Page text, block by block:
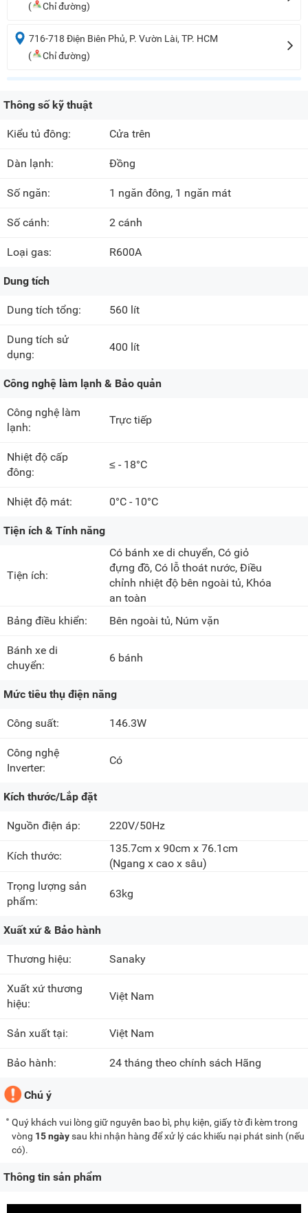
(
Chỉ đường)
716-718 Điện Biên Phủ, P. Vườn Lài, TP. HCM
(
Chỉ đường)
Thông số kỹ thuật
Kiểu tủ đông: Cửa trên
Dàn lạnh: Đồng
Số ngăn: 1 ngăn đông, 1 ngăn mát
Số cánh: 2 cánh
Loại gas: R600A
Dung tích
Dung tích tổng: 560 lít
Dung tích sử
dụng:
400 lít
Công nghệ làm lạnh & Bảo quản
Công nghệ làm
lạnh:
Trực tiếp
Nhiệt độ cấp
đông:
≤ - 18°C
Nhiệt độ mát: 0°C - 10°C
Tiện ích & Tính năng
Tiện ích:
Có bánh xe di chuyển, Có giỏ
đựng đồ, Có lỗ thoát nước, Điều
chỉnh nhiệt độ bên ngoài tủ, Khóa
an toàn
Bảng điều khiển:
Bên ngoài tủ, Núm vặn
Bánh xe di
chuyển:
6 bánh
Mức tiêu thụ điện năng
Công suất: 146.3W
Công nghệ
Inverter:
Có
Kích thước/Lắp đặt
Nguồn điện áp: 220V/50Hz
Kích thước:
135.7cm x 90cm x 76.1cm
(Ngang x cao x sâu)
Trọng lượng sản
phẩm:
63kg
Xuất xứ & Bảo hành
Thương hiệu: Sanaky
Xuất xứ thương
hiệu:
Việt Nam
Sản xuất tại: Việt Nam
Bảo hành: 24 tháng theo chính sách Hãng
Chú ý
Quý khách vui lòng giữ nguyên bao bì, phụ kiện, giấy tờ đi kèm trong
vòng 15 ngàysau khi nhận hàng để xử lý các khiếu nại phát sinh (nếu
có).
Thông tin sản phẩm